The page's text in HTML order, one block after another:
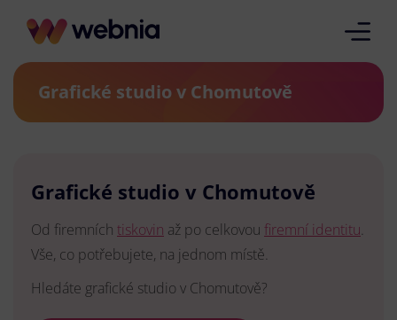
Grafické studio v Chomutově
Grafické studio v Chomutově
Od firemních tiskovin až po celkovou firemní identitu.
Vše, co potřebujete, na jednom místě.
Hledáte grafické studio v Chomutově?